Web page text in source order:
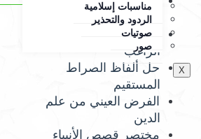
مناسبات إسلامية
الردود والتحذير
صوتيات
صور
X
الله الهرري
شرح كتاب عمدة
الراغب
حل ألفاظ الصراط
المستقيم
الفرض العيني من علم
الدين
مختصر قصص الأنبياء